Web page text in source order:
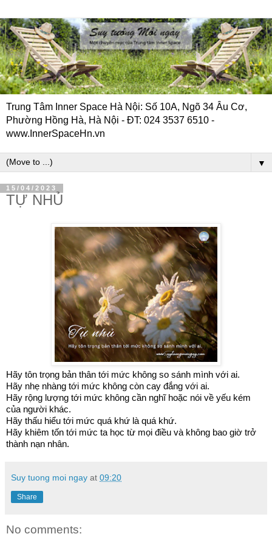
Trung Tâm Inner Space Hà Nội: Số 10A, Ngõ 34 Âu Cơ,
Phường Hồng Hà, Hà Nội - ĐT: 024 3537 6510 -
www.InnerSpaceHn.vn
▼
15/04/2023
TỰ NHỦ
Hãy tôn trọng bản thân tới mức không so sánh mình với ai.
Hãy nhẹ nhàng tới mức không còn cay đắng với ai.
Hãy rộng lượng tới mức không cần nghĩ hoặc nói về yếu kém
của người khác.
Hãy thấu hiểu tới mức quá khứ là quá khứ.
Hãy khiêm tốn tới mức ta học từ mọi điều và không bao giờ trở
thành nạn nhân.
Suy tuong moi ngay at 09:20
Share
No comments: